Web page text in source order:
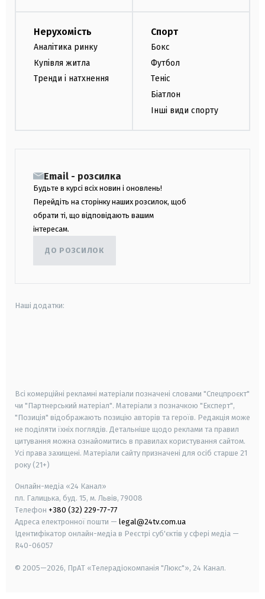
Нерухомість
Аналітика ринку
Купівля житла
Тренди і натхнення
Спорт
Бокс
Футбол
Теніс
Біатлон
Інші види спорту
Email - розсилка
Будьте в курсі всіх новин і оновлень!
Перейдіть на сторінку наших розсилок, щоб
обрати ті, що відповідають вашим
інтересам.
ДО РОЗСИЛОК
Наші додатки:
Всі комерційні рекламні матеріали позначені словами "Спецпроєкт"
чи "Партнерський матеріал". Матеріали з позначкою "Експерт",
"Позиція" відображають позицію авторів та героїв. Редакція може
не поділяти їхніх поглядів. Детальніше щодо реклами та правил
цитування можна ознайомитись в правилах користування сайтом.
Усі права захищені. Матеріали сайту призначені для осіб старше 21
року (21+)
Онлайн-медіа «24 Канал»
пл. Галицька, буд. 15, м. Львів, 79008
Телефон +380 (32) 229-77-77
Адреса електронної пошти — legal@24tv.com.ua
Ідентифікатор онлайн-медіа в Реєстрі суб'єктів у сфері медіа —
R40-06057
© 2005—2026, ПрАТ «Телерадіокомпанія "Люкс"», 24 Канал.